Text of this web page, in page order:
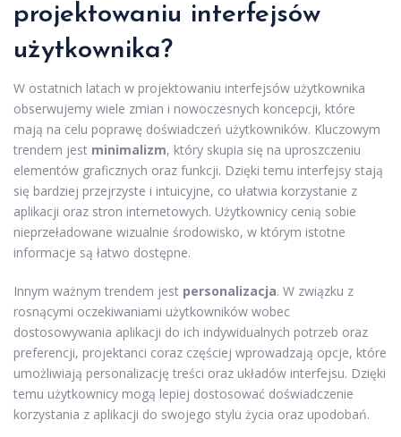
projektowaniu interfejsów
użytkownika?
W ostatnich latach w projektowaniu interfejsów użytkownika
obserwujemy wiele zmian i nowoczesnych koncepcji, które
mają na celu poprawę doświadczeń użytkowników. Kluczowym
trendem jest minimalizm, który skupia się na uproszczeniu
elementów graficznych oraz funkcji. Dzięki temu interfejsy stają
się bardziej przejrzyste i intuicyjne, co ułatwia korzystanie z
aplikacji oraz stron internetowych. Użytkownicy cenią sobie
nieprzeładowane wizualnie środowisko, w którym istotne
informacje są łatwo dostępne.
Innym ważnym trendem jest personalizacja. W związku z
rosnącymi oczekiwaniami użytkowników wobec
dostosowywania aplikacji do ich indywidualnych potrzeb oraz
preferencji, projektanci coraz częściej wprowadzają opcje, które
umożliwiają personalizację treści oraz układów interfejsu. Dzięki
temu użytkownicy mogą lepiej dostosować doświadczenie
korzystania z aplikacji do swojego stylu życia oraz upodobań.